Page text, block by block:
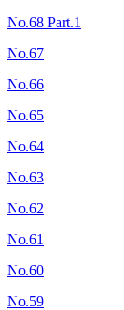
No.68 Part.1
No.67
No.66
No.65
No.64
No.63
No.62
No.61
No.60
No.59